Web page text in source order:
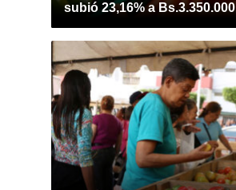
subió 23,16% a Bs.3.350.000